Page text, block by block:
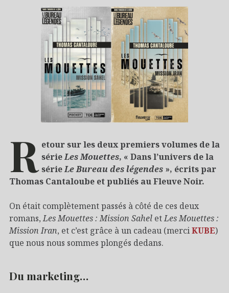
R etour sur les deux premiers volumes de la
série Les Mouettes, « Dans l’univers de la
série Le Bureau des légendes», écrits par
Thomas Cantaloube et publiés au Fleuve Noir.
On était complètement passés à côté de ces deux
romans, Les Mouettes : Mission Sahel et Les Mouettes :
Mission Iran, et c’est grâce à un cadeau (merci KUBE)
que nous nous sommes plongés dedans.
Du marketing…